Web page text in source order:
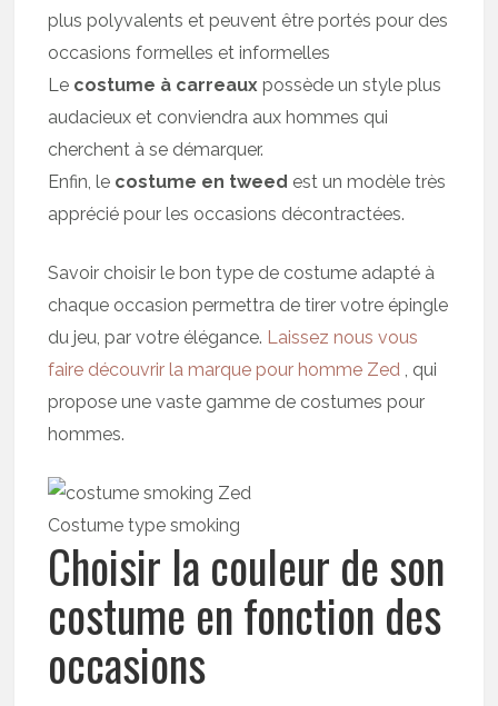
plus polyvalents et peuvent être portés pour des
occasions formelles et informelles
Le costume à carreaux possède un style plus
audacieux et conviendra aux hommes qui
cherchent à se démarquer.
Enfin, le costume en tweed est un modèle très
apprécié pour les occasions décontractées.
Savoir choisir le bon type de costume adapté à
chaque occasion permettra de tirer votre épingle
du jeu, par votre élégance. Laissez nous vous
faire découvrir la marque pour homme Zed, qui
propose une vaste gamme de costumes pour
hommes.
Costume type smoking
Choisir la couleur de son
costume en fonction des
occasions